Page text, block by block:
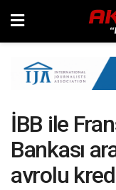
İBB ile
Bankası
avrolu